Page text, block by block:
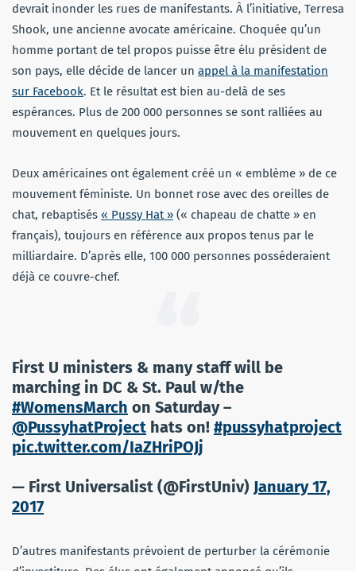
devrait inonder les rues de manifestants. À l’initiative, Terresa
Shook, une ancienne avocate américaine. Choquée qu’un
homme portant de tel propos puisse être élu président de
son pays, elle décide de lancer un appel à la manifestation
sur Facebook. Et le résultat est bien au-delà de ses
espérances. Plus de 200 000 personnes se sont ralliées au
mouvement en quelques jours.
Deux américaines ont également créé un « emblème » de ce
mouvement féministe. Un bonnet rose avec des oreilles de
chat, rebaptisés « Pussy Hat » (« chapeau de chatte » en
français), toujours en référence aux propos tenus par le
milliardaire. D’après elle, 100 000 personnes posséderaient
déjà ce couvre-chef.
First U ministers & many staff will be
marching in DC & St. Paul w/the
#WomensMarch on Saturday –
@PussyhatProject hats on! #pussyhatproject
pic.twitter.com/IaZHriPOJj
— First Universalist (@FirstUniv) January 17,
2017
D’autres manifestants prévoient de perturber la cérémonie